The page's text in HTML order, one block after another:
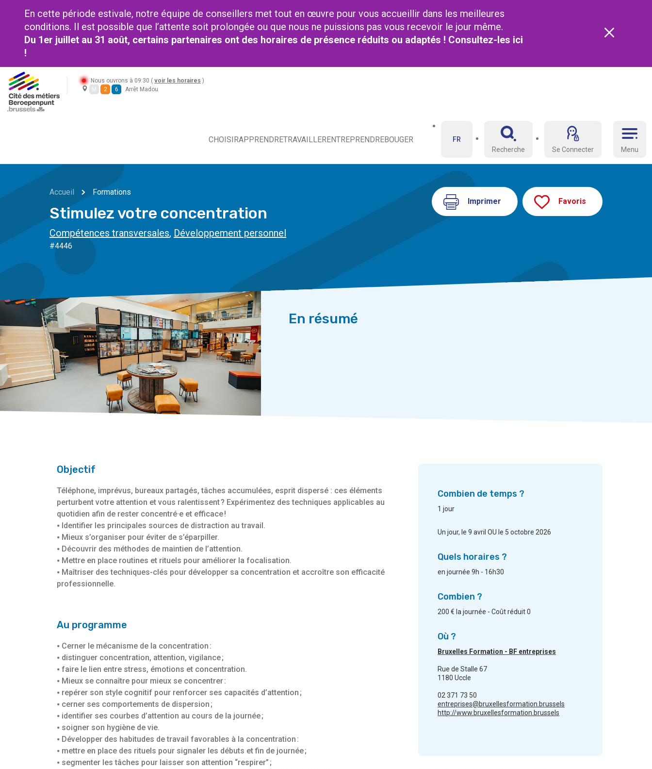
En cette période estivale, notre équipe de conseillers met tout en œuvre pour vous accueillir dans les meilleures
conditions. Il est possible que l’attente soit prolongée ou que nous ne puissions pas vous recevoir le jour même.
Du 1er juillet au 31 août, certains partenaires ont des horaires de présence réduits ou adaptés ! Consultez-les ici
!
Nous ouvrons à 09:30 ( voir les horaires )
M
2 6 Arrêt Madou
CHOISIRAPPRENDRETRAVAILLERENTREPRENDREBOUGER
Menu
FR
Recherche
Se Connecter
Accueil Formations
Stimulez votre concentration
Compétences transversales, Développement personnel
#4446
Imprimer Favoris
En résumé
Objectif
Téléphone, imprévus, bureaux partagés, tâches accumulées, esprit dispersé : ces éléments
perturbent votre attention et vous ralentissent ? Expérimentez des techniques applicables au
quotidien afin de rester concentré·e et efficace !
⦁ Identifier les principales sources de distraction au travail.
⦁ Mieux s’organiser pour éviter de s’éparpiller.
⦁ Découvrir des méthodes de maintien de l’attention.
⦁ Mettre en place routines et rituels pour améliorer la focalisation.
⦁ Maîtriser des techniques-clés pour développer sa concentration et accroître son efficacité
professionnelle.
Au programme
⦁ Cerner le mécanisme de la concentration :
⦁ distinguer concentration, attention, vigilance ;
⦁ faire le lien entre stress, émotions et concentration.
⦁ Mieux se connaître pour mieux se concentrer :
⦁ repérer son style cognitif pour renforcer ses capacités d’attention ;
⦁ cerner ses comportements de dispersion ;
⦁ identifier ses courbes d’attention au cours de la journée ;
⦁ soigner son hygiène de vie.
⦁ Développer des habitudes de travail favorables à la concentration :
⦁ mettre en place des rituels pour signaler les débuts et fin de journée ;
⦁ segmenter les tâches pour laisser son attention “respirer” ;
Combien de temps ?
1 jour
Un jour, le 9 avril OU le 5 octobre 2026
Quels horaires ?
en journée 9h - 16h30
Combien ?
200 € la journée - Coût réduit 0
Où ?
Bruxelles Formation - BF entreprises
Rue de Stalle 67
1180 Uccle
02 371 73 50
entreprises@bruxellesformation.brussels
http://www.bruxellesformation.brussels